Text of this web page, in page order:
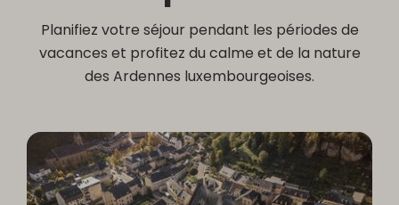
Planifiez votre séjour pendant les périodes de
vacances et profitez du calme et de la nature
des Ardennes luxembourgeoises.